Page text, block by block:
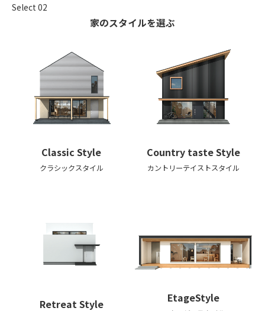
Select 02
家のスタイルを選ぶ
ClassicStyle
クラシックスタイル
Country tasteStyle
カントリーテイストスタイル
RetreatStyle EtageStyle